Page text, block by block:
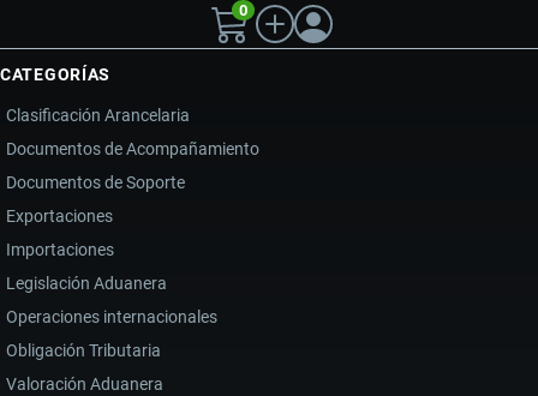
0
CATEGORÍAS
Clasificación Arancelaria
Documentos de Acompañamiento
Documentos de Soporte
Exportaciones
Importaciones
Legislación Aduanera
Operaciones internacionales
Obligación Tributaria
Valoración Aduanera